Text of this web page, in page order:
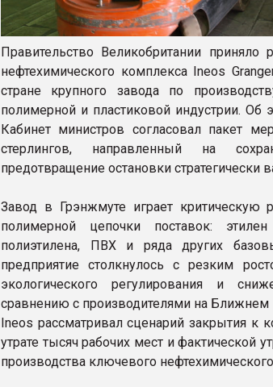
Правительство Великобритании
нефтехимического комплекса Ineos
стране крупного завода по
полимерной и пластиковой индустрии. Об
Кабинет министров согласовал пакет
стерлингов, направленный на
предотвращение остановки стратегически
Завод в Грэнжмуте играет критическую
полимерной цепочки поставок:
полиэтилена, ПВХ и ряда других
предприятие столкнулось с резким
экологического регулирования и
сравнению с производителями на
Ineos рассматривал сценарий закрытия к
утрате тысяч рабочих мест и фактической
производства ключевого